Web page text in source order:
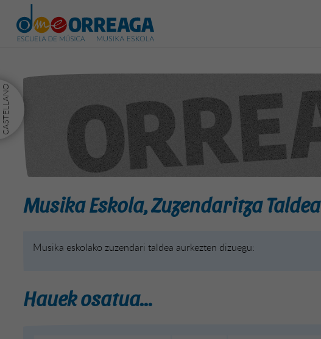
Musika Eskola, Zuzendaritza Taldea
Musika eskolako zuzendari taldea aurkezten dizuegu:
Hauek osatua…